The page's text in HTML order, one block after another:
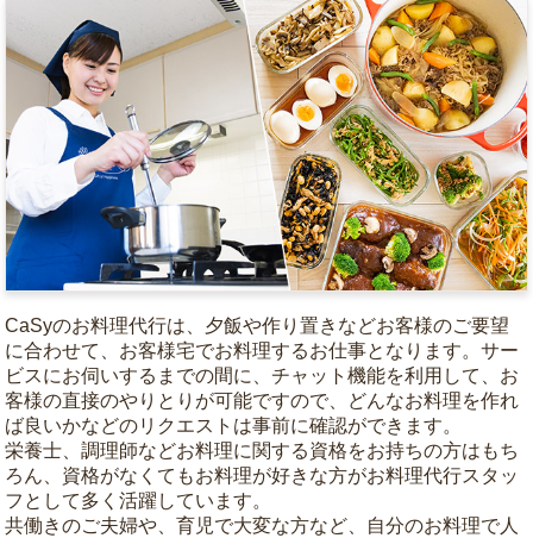
CaSyのお料理代行は、夕飯や作り置きなどお客様のご要望
に合わせて、お客様宅でお料理するお仕事となります。サー
ビスにお伺いするまでの間に、チャット機能を利用して、お
客様の直接のやりとりが可能ですので、どんなお料理を作れ
ば良いかなどのリクエストは事前に確認ができます。
栄養士、調理師などお料理に関する資格をお持ちの方はもち
ろん、資格がなくてもお料理が好きな方がお料理代行スタッ
フとして多く活躍しています。
共働きのご夫婦や、育児で大変な方など、自分のお料理で人